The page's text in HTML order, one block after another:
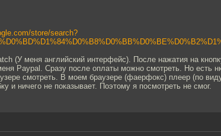
store/search?
(У меня английский интерфейс). После нажатия на
Paypal. Сразу после оплаты можно смотреть. Но есть
смотреть. В моем браузере (фаерфокс) плеер (по
и ничего не показывает. Поэтому я посмотреть не смог.